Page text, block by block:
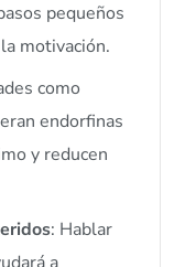
pequeños
motivación.
como
endorfinas
y reducen
: Hablar